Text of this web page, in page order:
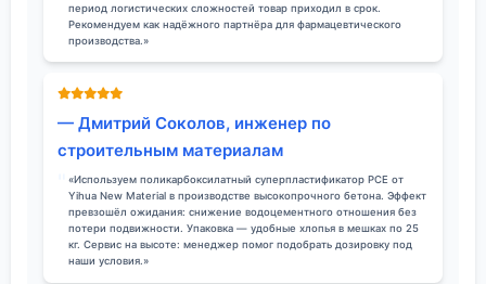
период логистических сложностей товар приходил в срок.
Рекомендуем как надёжного партнёра для фармацевтического
производства.»
— Дмитрий Соколов, инженер по
строительным материалам
«Используем поликарбоксилатный суперпластификатор PCE от
Yihua New Material в производстве высокопрочного бетона. Эффект
превзошёл ожидания: снижение водоцементного отношения без
потери подвижности. Упаковка — удобные хлопья в мешках по 25
кг. Сервис на высоте: менеджер помог подобрать дозировку под
наши условия.»